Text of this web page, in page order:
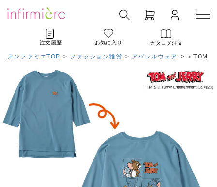
注文履歴 お気に入り カタログ注文
アンファミエTOP > ファッション雑貨 > アパレルウェア > ＜TOM